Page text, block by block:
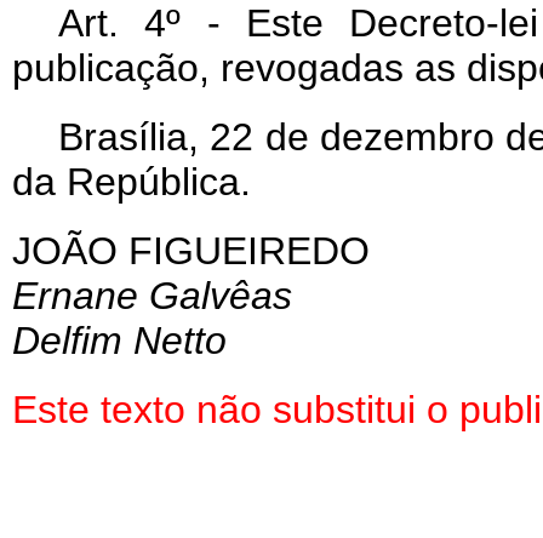
Art. 4º - Este Decreto-
publicação, revogadas as
Brasília, 22 de dezembro
da República.
JOÃO FIGUEIREDO
Ernane Galvêas
Delfim Netto
Este texto não substitui o